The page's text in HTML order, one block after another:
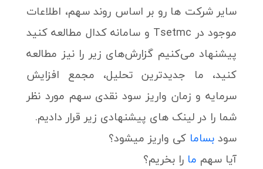
سایر شرکت ها رو بر اساس روند سهم، اطلاعات
موجود در Tsetmc و سامانه کدال مطالعه کنید
پیشنهاد می‌کنیم گزارش‌های زیر را نیز مطالعه
کنید، ما جدیدترین تحلیل، مجمع افزایش
سرمایه و زمان واریز سود نقدی سهم مورد نظر
شما را در لینک های پیشنهادی زیر قرار دادیم.
سودبساما کی واریز میشود؟
آیا سهم ما را بخریم؟